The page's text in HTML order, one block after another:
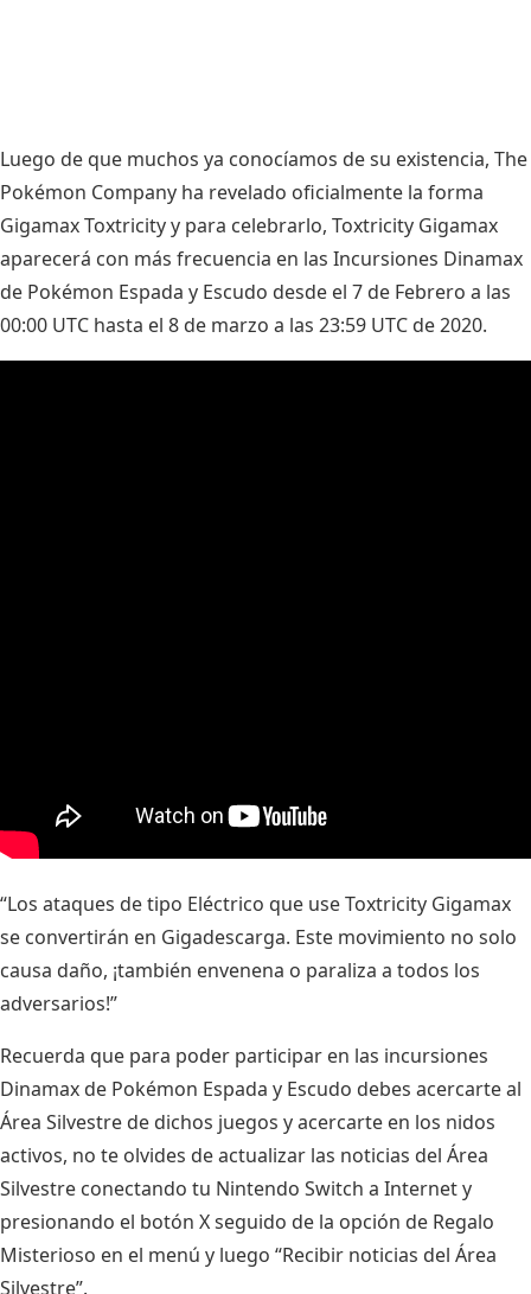
Luego de que muchos ya conocíamos de su existencia, The
Pokémon Company ha revelado oficialmente la forma
Gigamax Toxtricity y para celebrarlo, Toxtricity Gigamax
aparecerá con más frecuencia en las Incursiones Dinamax
de Pokémon Espada y Escudo desde el 7 de Febrero a las
00:00 UTC hasta el 8 de marzo a las 23:59 UTC de 2020.
“Los ataques de tipo Eléctrico que use Toxtricity Gigamax
se convertirán en Gigadescarga. Este movimiento no solo
causa daño, ¡también envenena o paraliza a todos los
adversarios!”
Recuerda que para poder participar en las incursiones
Dinamax de Pokémon Espada y Escudo debes acercarte al
Área Silvestre de dichos juegos y acercarte en los nidos
activos, no te olvides de actualizar las noticias del Área
Silvestre conectando tu Nintendo Switch a Internet y
presionando el botón X seguido de la opción de Regalo
Misterioso en el menú y luego “Recibir noticias del Área
Silvestre”.